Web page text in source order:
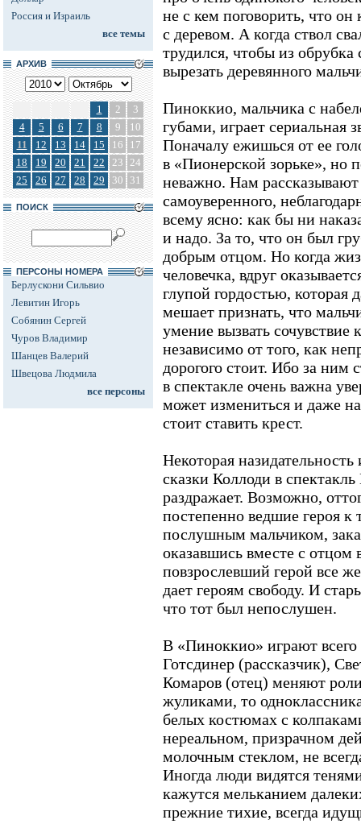
Россия и Израиль
все темы
АРХИВ
1 2
3
4
5 6 7 8 9
10
11
12 13 14 15 16
17
18
19 20 21 22 23 24
25
26 27 28 29 30 31
ПОИСК
ПЕРСОНЫ НОМЕРА
Берлускони Сильвио
Левитин Игорь
Собянин Сергей
Чуров Владимир
Шанцев Валерий
Швецова Людмила
все персоны
не с кем поговорить, что
с деревом. А когда ствол
трудился, чтобы из обрубка
вырезать деревянного
Пиноккио, мальчика с
губами, играет сериальная
Поначалу ежишься от ее
в «Пионерской зорьке», но
неважно. Нам рассказывают
самоуверенного,
всему ясно: как бы ни
и надо. За то, что он был
добрым отцом. Но когда
человечка, вдруг
глупой гордостью, которая
мешает признать, что
умение вызвать сочувствие
независимо от того, как
дорогого стоит. Ибо за
в спектакле очень важна
может измениться и даже
стоит ставить крест.
Некоторая
сказки Коллоди в
раздражает. Возможно,
постепенно ведшие героя к
послушным мальчиком,
оказавшись вместе с отцом
повзрослевший герой все
дает героям свободу. И
что тот был непослушен.
В «Пиноккио» играют
Готсдинер (рассказчик),
Комаров (отец) меняют
жуликами, то
белых костюмах с
нереальном, призрачном
молочным стеклом, не
Иногда люди видятся
кажутся мельканием
прежние тихие, всегда